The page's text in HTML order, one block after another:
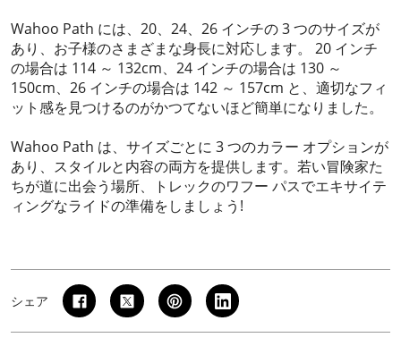
Wahoo Path には、20、24、26 インチの 3 つのサイズが
あり、お子様のさまざまな身長に対応します。 20 インチ
の場合は 114 ～ 132cm、24 インチの場合は 130 ～
150cm、26 インチの場合は 142 ～ 157cm と、適切なフィ
ット感を見つけるのがかつてないほど簡単になりました。
Wahoo Path は、サイズごとに 3 つのカラー オプションが
あり、スタイルと内容の両方を提供します。若い冒険家た
ちが道に出会う場所、トレックのワフー パスでエキサイテ
ィングなライドの準備をしましょう!
シェア